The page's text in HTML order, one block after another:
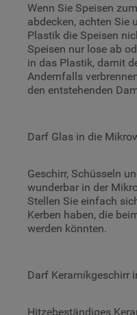
Wenn Sie Speisen
abdecken, achten Sie
Plastik die Speisen
Speisen nur lose ab
in das Plastik, damit
Andernfalls
den entstehenden
Darf Glas in die
Geschirr, Schüsseln
wunderbar in der
Stellen Sie einfach
Kerben haben, die
werden könnten.
Darf Keramikgeschirr
Hitzebeständiges
gesetzt. Mehr
https://
von-cookies